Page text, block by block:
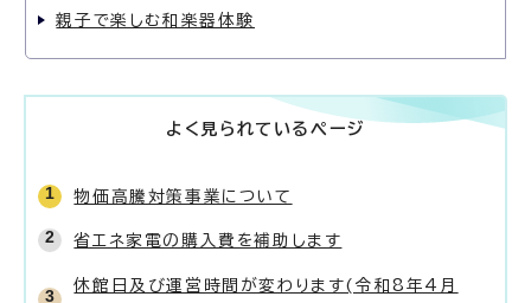
親子で楽しむ和楽器体験
よく見られているページ
物価高騰対策事業について
省エネ家電の購入費を補助します
休館日及び運営時間が変わります(令和8年4月